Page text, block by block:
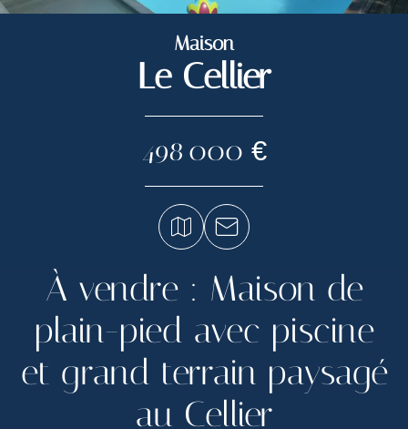
Maison
Le Cellier
498 000 €
À vendre : Maison de
plain-pied avec piscine
et grand terrain paysagé
au Cellier